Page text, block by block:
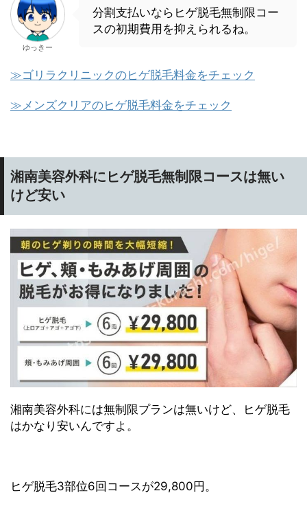
ゆっきー
分割支払いならヒゲ脱毛無制限コー
スの初期費用を抑えられるね。
≫ゴリラクリニックのヒゲ脱毛料金をチェック
≫メンズクリアのヒゲ脱毛料金をチェック
湘南美容外科にヒゲ脱毛無制限コースは無い
けど安い
湘南美容外科には無制限プランは無いけど、ヒゲ脱毛
はかなり安いんですよ。
ヒゲ脱毛3部位6回コースが29,800円。